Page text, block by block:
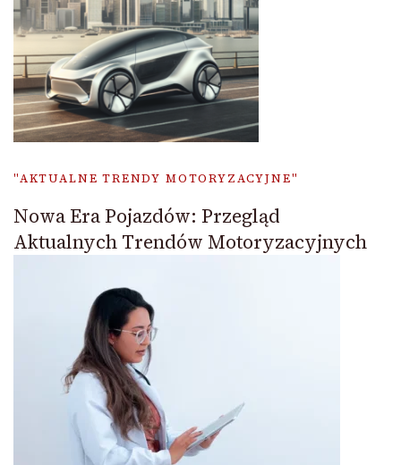
"AKTUALNE TRENDY MOTORYZACYJNE"
Nowa Era Pojazdów: Przegląd
Aktualnych Trendów Motoryzacyjnych